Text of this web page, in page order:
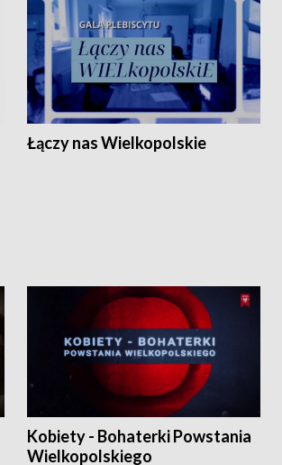
Łączy nas Wielkopolskie
Kobiety - Bohaterki Powstania
Wielkopolskiego